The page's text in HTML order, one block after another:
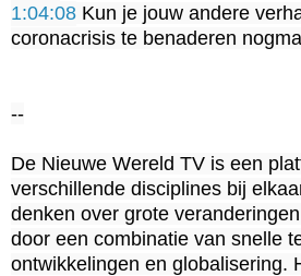
1:04:08 Kun je jouw andere
coronacrisis te benaderen
--
De Nieuwe Wereld TV is een
verschillende disciplines bij
denken over grote
door een combinatie van snelle
ontwikkelingen en globalisering.